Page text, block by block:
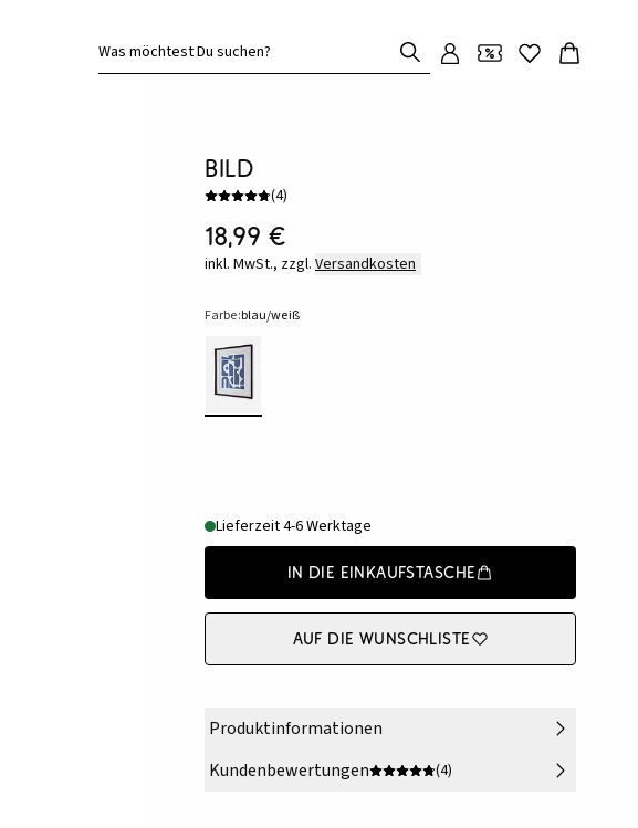
Was möchtest Du suchen?
Bild
(4)
18,99 €
inkl. MwSt., zzgl. Versandkosten
Farbe:blau/weiß
Lieferzeit 4-6 Werktage
In die Einkaufstasche
Auf die Wunschliste
Produktinformationen
Kundenbewertungen
(4)